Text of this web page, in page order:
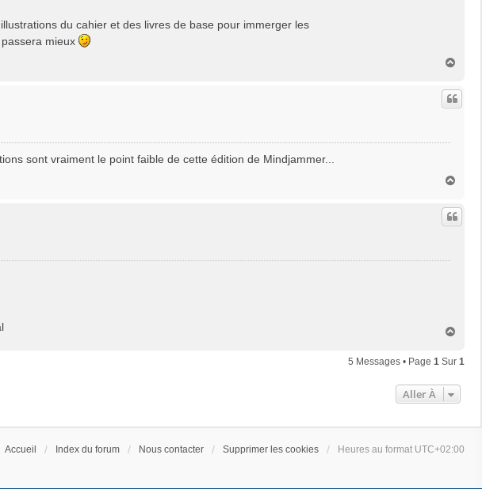
du cahier et des livres de base pour immerger les
mieux
u
sont vraiment le point faible de cette édition de Mindjammer...
u
u
t
5 Messages • Page 1 Sur 1
Aller À
Accueil Index du forum Nous contacter Supprimer les cookies Heures au format UTC+02:00